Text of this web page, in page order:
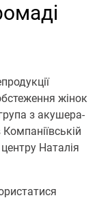
жінок
з акушера-
Наталія